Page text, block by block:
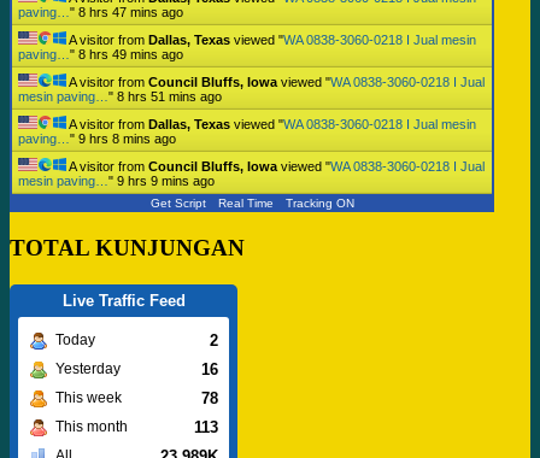
paving… " 8 hrs 47 mins ago
A visitor from Dallas, Texas viewed "WA 0838-3060-0218 I Jual mesin
paving… " 8 hrs 50 mins ago
A visitor from Council Bluffs, Iowa viewed "WA 0838-3060-0218 I Jual
mesin paving… " 8 hrs 51 mins ago
A visitor from Dallas, Texas viewed "WA 0838-3060-0218 I Jual mesin
paving… " 9 hrs 8 mins ago
A visitor from Council Bluffs, Iowa viewed "WA 0838-3060-0218 I Jual
mesin paving… " 9 hrs 9 mins ago
Get Script Real Time Tracking ON
TOTAL KUNJUNGAN
Live Traffic Feed
Today 2
Yesterday 16
This week 78
This month 113